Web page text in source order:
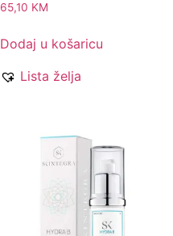
65,10 KM
Dodaj u košaricu
Lista želja